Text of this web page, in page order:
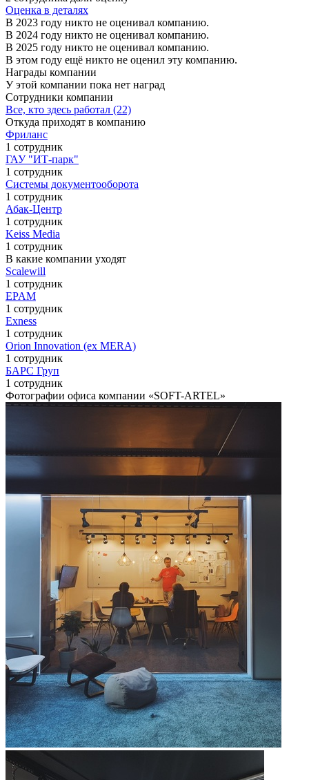
Оценка в деталях
В 2023 году никто не оценивал компанию.
В 2024 году никто не оценивал компанию.
В 2025 году никто не оценивал компанию.
В этом году ещё никто не оценил эту компанию.
Награды компании
У этой компании пока нет наград
Сотрудники компании
Все, кто здесь работал (22)
Откуда приходят в компанию
Фриланс
1 сотрудник
ГАУ "ИТ-парк"
1 сотрудник
Системы документооборота
1 сотрудник
Абак-Центр
1 сотрудник
Keiss Media
1 сотрудник
В какие компании уходят
Scalewill
1 сотрудник
EPAM
1 сотрудник
Exness
1 сотрудник
Orion Innovation (ex MERA)
1 сотрудник
БАРС Груп
1 сотрудник
Фотографии офиса компании «SOFT-ARTEL»